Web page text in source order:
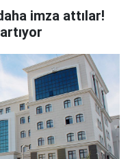
imza attılar!